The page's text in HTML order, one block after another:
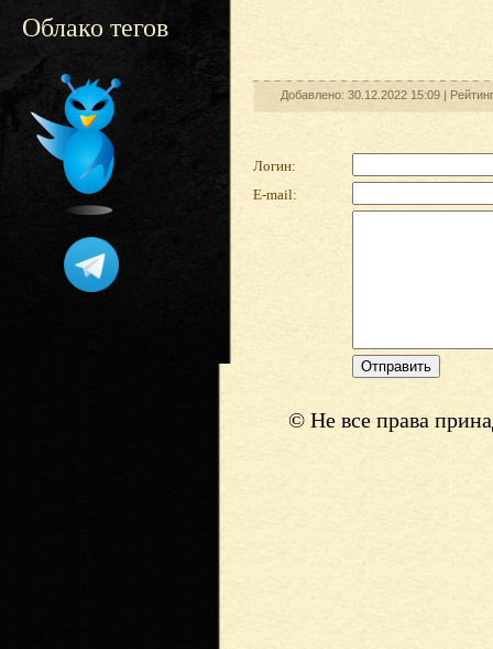
Облако тегов
Добавлено: 30.12.2022 15:09 |
Логин:
E-mail:
© Не все права